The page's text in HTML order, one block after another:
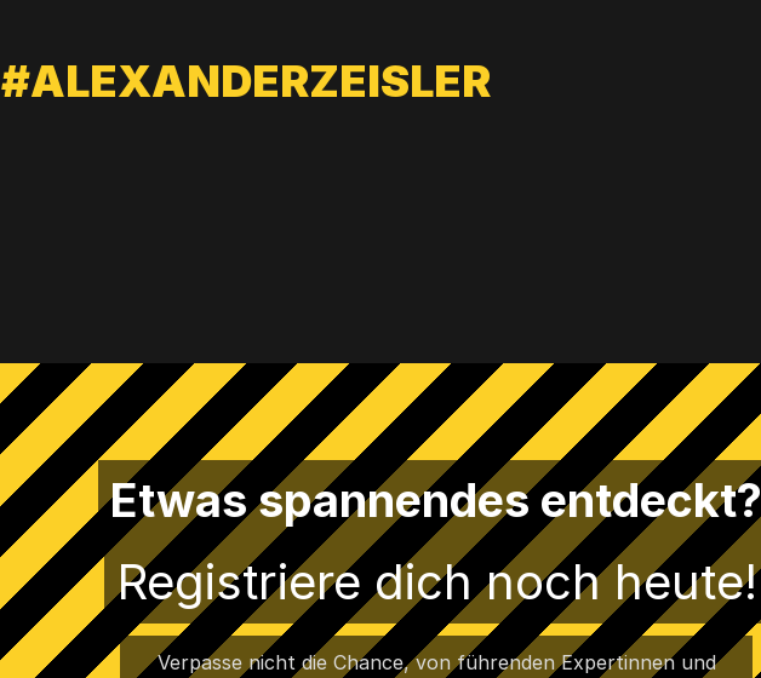
#ALEXANDERZEISLER
Etwas spannendes entdeckt?
Registriere dich noch heute!
Verpasse nicht die Chance, von führenden Expertinnen und